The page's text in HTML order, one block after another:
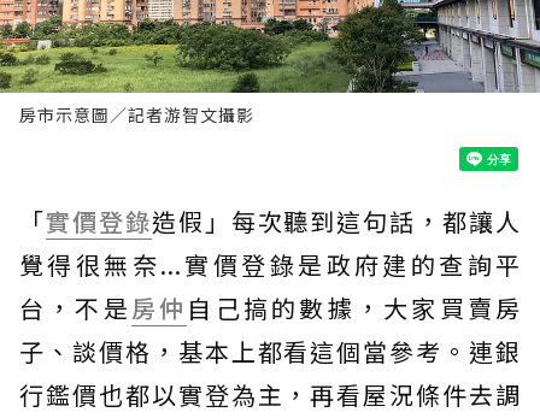
房市示意圖／記者游智文攝影
「實價登錄造假」每次聽到這句話，都讓人
覺得很無奈...實價登錄是政府建的查詢平
台，不是房仲 自己搞的數據，大家買賣房
子、談價格，基本上都看這個當參考。連銀
行鑑價也都以實登為主，再看屋況條件去調